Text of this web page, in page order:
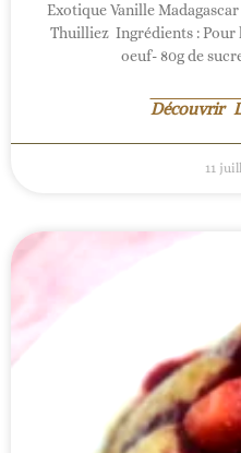
Exotique Vanille
Thuilliez Ingrédients : Pour
oeuf- 80g de
Découvrir
11